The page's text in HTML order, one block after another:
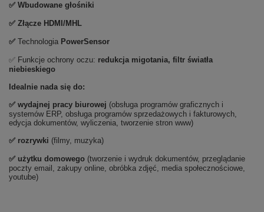
✅ Wbudowane głośniki
✅ Złącze HDMI/MHL
✅ Technologia PowerSensor
✅ Funkcje ochrony oczu: redukcja migotania, filtr światła
niebieskiego
Idealnie nada się do:
✅ wydajnej pracy biurowej (obsługa programów graficznych i
systemów ERP, obsługa programów sprzedażowych i fakturowych,
edycja dokumentów, wyliczenia, tworzenie stron www)
✅ rozrywki (filmy, muzyka)
✅ użytku domowego (tworzenie i wydruk dokumentów, przeglądanie
poczty email, zakupy online, obróbka zdjęć, media społecznościowe,
youtube)